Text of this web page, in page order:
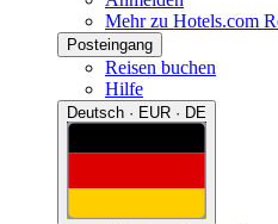
Mehr zu Hotels.com
Posteingang
Reisen buchen
Hilfe
Deutsch · EUR · DE